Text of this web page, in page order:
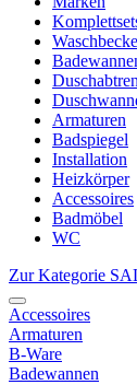
Armaturen
Badspiegel
Installation
Heizkörper
Accessoires
Badmöbel
WC
Zur Kategorie
Accessoires
Armaturen
B-Ware
Badewannen